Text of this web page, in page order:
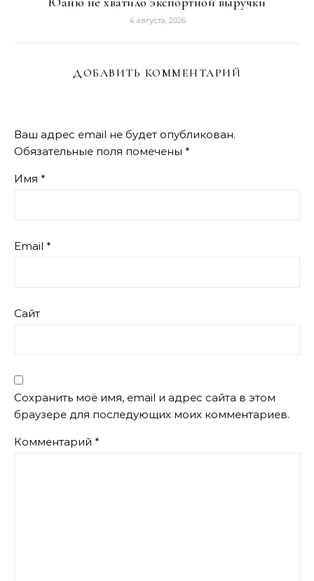
4 августа, 2026
ДОБАВИТЬ КОММЕНТАРИЙ
Ваш адрес email не будет опубликован.
Обязательные поля помечены *
Имя *
Email *
Сайт
Сохранить моё имя, email и адрес сайта в этом
браузере для последующих моих комментариев.
Комментарий *